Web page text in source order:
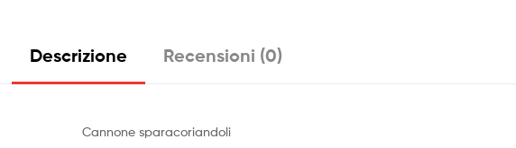
Descrizione Recensioni (0)
Cannone sparacoriandoli